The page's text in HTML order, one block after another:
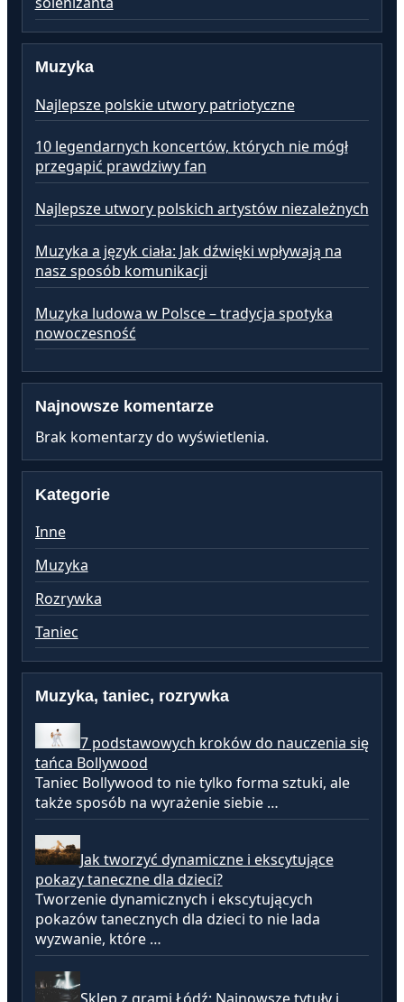
Muzyka
Najlepsze polskie utwory patriotyczne
10 legendarnych koncertów, których nie mógł
przegapić prawdziwy fan
Najlepsze utwory polskich artystów niezależnych
Muzyka a język ciała: Jak dźwięki wpływają na
nasz sposób komunikacji
Muzyka ludowa w Polsce – tradycja spotyka
nowoczesność
Najnowsze komentarze
Brak komentarzy do wyświetlenia.
Kategorie
Inne
Muzyka
Rozrywka
Taniec
Muzyka, taniec, rozrywka
7 podstawowych kroków do nauczenia się
tańca Bollywood
Taniec Bollywood to nie tylko forma sztuki, ale
także sposób na wyrażenie siebie …
Jak tworzyć dynamiczne i ekscytujące
pokazy taneczne dla dzieci?
Tworzenie dynamicznych i ekscytujących
pokazów tanecznych dla dzieci to nie lada
wyzwanie, które …